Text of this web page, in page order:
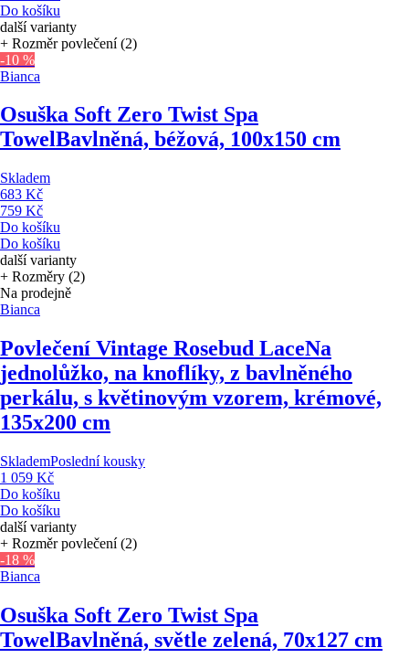
Do košíku
další varianty
+ Rozměr povlečení (2)
-10 %
Bianca
Osuška Soft Zero Twist Spa
TowelBavlněná, béžová, 100x150 cm
Skladem
683 Kč
759 Kč
Do košíku
Do košíku
další varianty
+ Rozměry (2)
Na prodejně
Bianca
Povlečení Vintage Rosebud LaceNa
jednolůžko, na knoflíky, z bavlněného
perkálu, s květinovým vzorem, krémové,
135x200 cm
SklademPoslední kousky
1 059 Kč
Do košíku
Do košíku
další varianty
+ Rozměr povlečení (2)
-18 %
Bianca
Osuška Soft Zero Twist Spa
TowelBavlněná, světle zelená, 70x127 cm